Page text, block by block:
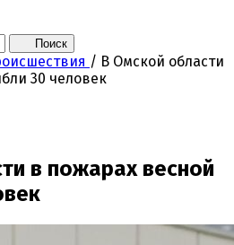
Поиск
/ В Омской области
30 человек
в пожарах весной